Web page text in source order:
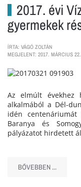
2017. évi
gyermekek
ÍRTA: VÁGÓ ZOLTÁN
MEGJELENT: 2017. MÁRCIUS
Az elmúlt évekhez
alkalmából a Dél-
idén centenáriumát
Baranya és
pályázatot hirdetett
BŐVEBBEN ...